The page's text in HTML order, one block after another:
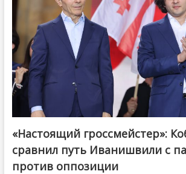
@ქართული ოცნება / Georgian Dream
«Настоящий гроссмейстер»:
сравнил путь Иванишвили с
против оппозиции